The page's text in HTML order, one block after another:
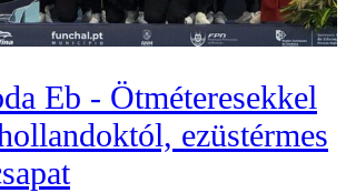
Eb - Ötméteresekkel
ezüstérmes